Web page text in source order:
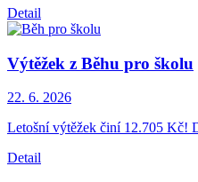
Detail
Výtěžek z Běhu pro školu
22. 6. 2026
Letošní výtěžek činí 12.705 Kč!
Detail